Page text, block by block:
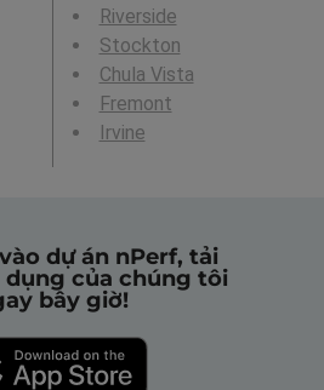
Riverside
Stockton
Chula Vista
Fremont
Irvine
dự án nPerf, tải
của chúng tôi
bây giờ!